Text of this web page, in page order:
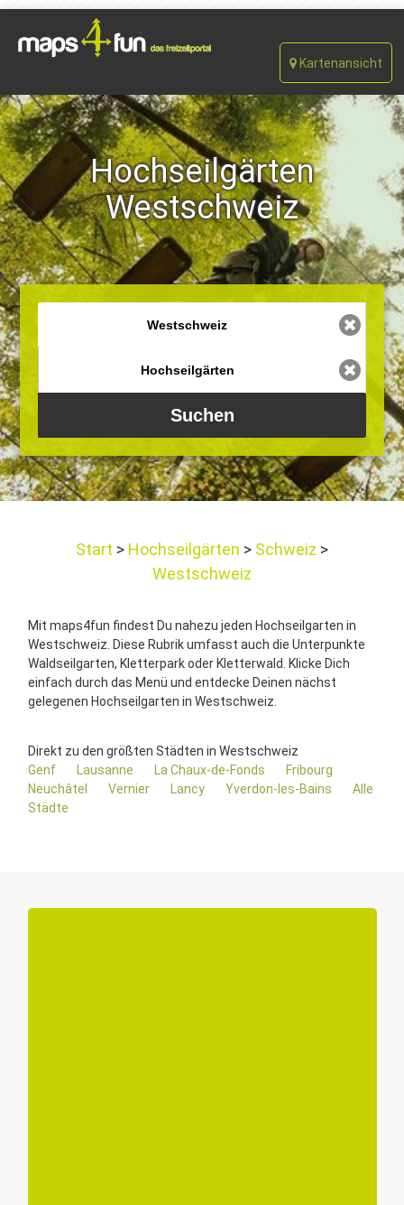
Kartenansicht
Hochseilgärten
Westschweiz
Start Hochseilgärten
Schweiz
Westschweiz
Mit maps4fun findest Du nahezu jeden Hochseilgarten in
Westschweiz. Diese Rubrik umfasst auch die Unterpunkte
Waldseilgarten, Kletterpark oder Kletterwald. Klicke Dich
einfach durch das Menü und entdecke Deinen nächst
gelegenen Hochseilgarten in Westschweiz.
Direkt zu den größten Städten in Westschweiz
Genf
Lausanne La Chaux-de-Fonds
Fribourg
Neuchâtel
Vernier Lancy Yverdon-les-Bains
Alle
Städte